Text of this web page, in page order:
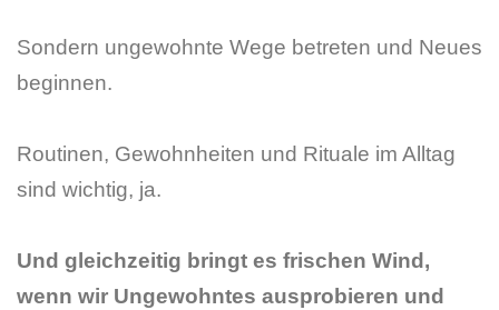
Sondern ungewohnte Wege betreten und Neues
beginnen.
Routinen, Gewohnheiten und Rituale im Alltag
sind wichtig, ja.
Und gleichzeitig bringt es frischen Wind,
wenn wir Ungewohntes ausprobieren und